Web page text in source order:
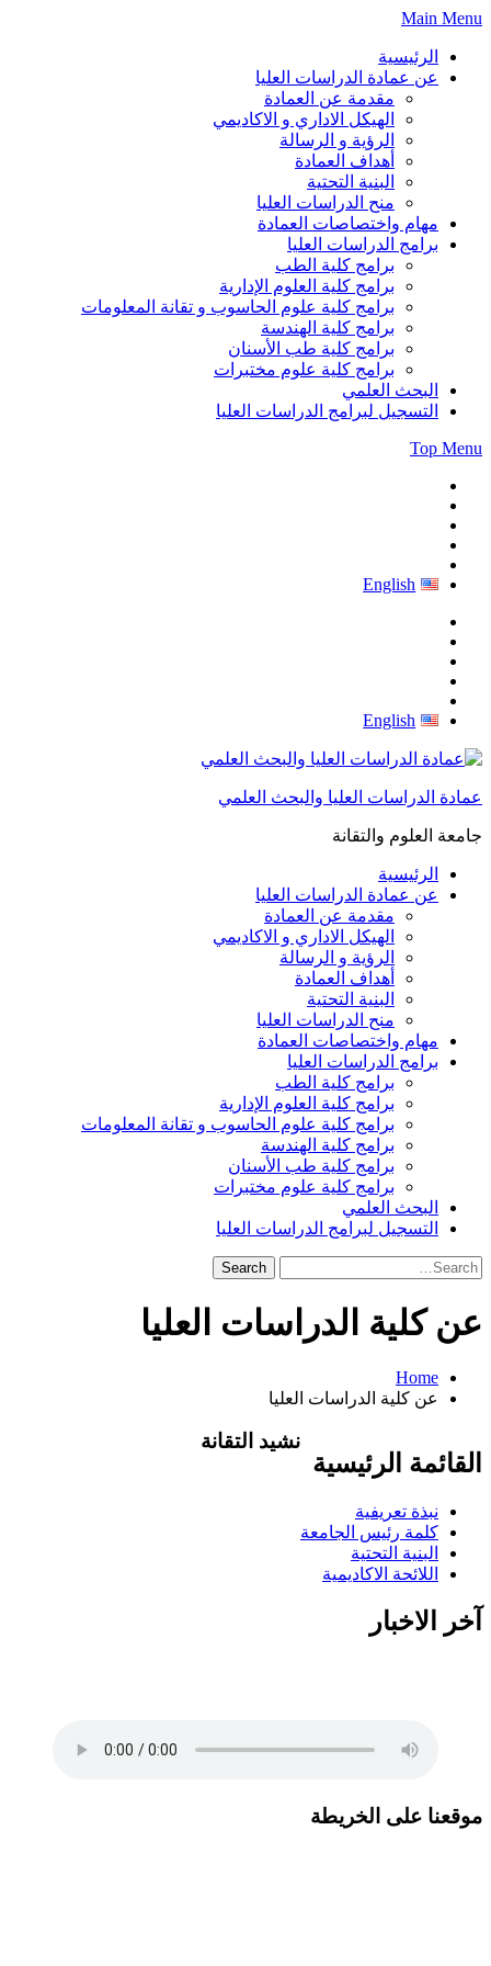
Skip
content
Main Menu
الرئيسية
عن عمادة الدراسات العليا
مقدمة عن العمادة
الهيكل الاداري و الاكاديمي
الرؤية و الرسالة
أهداف العمادة
البنية التحتية
منح الدراسات العليا
مهام واختصاصات العمادة
برامج الدراسات العليا
برامج كلية الطب
برامج كلية العلوم الإدارية
برامج كلية علوم الحاسوب و تقانة المعلومات
برامج كلية الهندسة
برامج كلية طب الأسنان
برامج كلية علوم مختبرات
البحث العلمي
التسجيل لبرامج الدراسات العليا
Top Menu
English
English
عمادة الدراسات العليا والبحث العلمي
جامعة العلوم والتقانة
الرئيسية
عن عمادة الدراسات العليا
مقدمة عن العمادة
الهيكل الاداري و الاكاديمي
الرؤية و الرسالة
أهداف العمادة
البنية التحتية
منح الدراسات العليا
مهام واختصاصات العمادة
برامج الدراسات العليا
برامج كلية الطب
برامج كلية العلوم الإدارية
برامج كلية علوم الحاسوب و تقانة المعلومات
برامج كلية الهندسة
برامج كلية طب الأسنان
برامج كلية علوم مختبرات
البحث العلمي
التسجيل لبرامج الدراسات العليا
Search
for:
عن كلية الدراسات العليا
Home
عن كلية الدراسات العليا
القائمة الرئيسية
نبذة تعريفية
كلمة رئيس الجامعة
البنية التحتية
اللائحة الاكاديمية
آخر الاخبار
نشيد التقانة
موقعنا على الخريطة